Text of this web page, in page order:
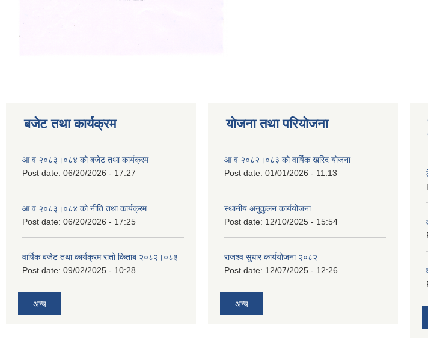
बजेट तथा कार्यक्रम
आ व २०८३।०८४ को बजेट तथा कार्यक्रम
Post date: 06/20/2026 - 17:27
आ व २०८३।०८४ को नीति तथा कार्यक्रम
Post date: 06/20/2026 - 17:25
वार्षिक बजेट तथा कार्यक्रम रातो किताब २०८२।०८३
Post date: 09/02/2025 - 10:28
अन्य
योजना तथा परियोजना
आ व २०८२।०८३ को वार्षिक खरिद योजना
Post date: 01/01/2026 - 11:13
स्थानीय अनुकुलन कार्ययोजना
Post date: 12/10/2025 - 15:54
राजश्व सुधार कार्ययोजना २०८२
Post date: 12/07/2025 - 12:26
अन्य